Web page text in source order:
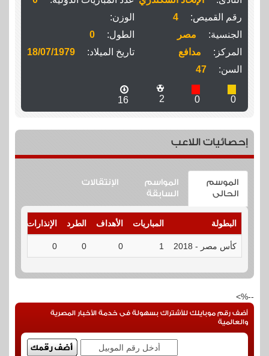
رقم القميص:
4
الوزن:
الجنسية:
مصر الطول:
0
المركز:
مدافع تاريخ الميلاد:
18/07/1979
السن:
47
0
0
2
16
إحصائيات اللاعب
الموسم
الحالى
المواسم
السابقة
الإنتقالات
البطولة المباريات الأهداف الطرد الإنذارات
كأس مصر - 2018 1
0
0
0
--%>
أضف رقم موبايلك للأشتراك بسهولة فى خدمة الأخبار المصرية
والعالمية